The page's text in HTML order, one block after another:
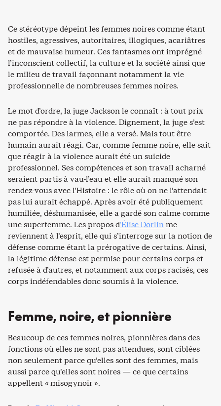
Ce stéréotype dépeint les femmes noires comme étant
hostiles, agressives, autoritaires, illogiques, acariâtres
et de mauvaise humeur. Ces fantasmes ont imprégné
l’inconscient collectif, la culture et la société ainsi que
le milieu de travail façonnant notamment la vie
professionnelle de nombreuses femmes noires.
Le mot d’ordre, la juge Jackson le connaît : à tout prix
ne pas répondre à la violence. Dignement, la juge s’est
comportée. Des larmes, elle a versé. Mais tout être
humain aurait réagi. Car, comme femme noire, elle sait
que réagir à la violence aurait été un suicide
professionnel. Ses compétences et son travail acharné
seraient partis à vau-l’eau et elle aurait manqué son
rendez-vous avec l’Histoire : le rôle où on ne l’attendait
pas lui aurait échappé. Après avoir été publiquement
humiliée, déshumanisée, elle a gardé son calme comme
une superfemme. Les propos d’Élise Dorlinme
reviennent à l’esprit, elle qui s’interroge sur la notion de
défense comme étant la prérogative de certains. Ainsi,
la légitime défense est permise pour certains corps et
refusée à d’autres, et notamment aux corps racisés, ces
corps indéfendables donc soumis à la violence.
Femme, noire, et pionnière
Beaucoup de ces femmes noires, pionnières dans des
fonctions où elles ne sont pas attendues, sont ciblées
non seulement parce qu’elles sont des femmes, mais
aussi parce qu’elles sont noires — ce que certains
appellent « misogynoir ».